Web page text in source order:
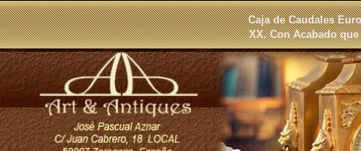
Caja de Caudales
XX. Con Acabado